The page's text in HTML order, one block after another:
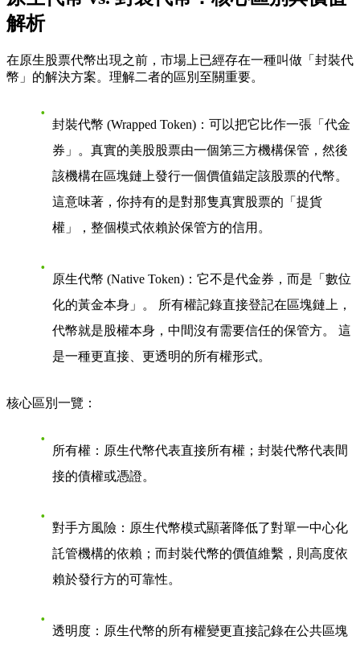
解析
在原生股票代幣出現之前，市場上已經存在一種叫做「封裝代
幣」的解決方案。理解二者的區別至關重要。
封裝代幣 (Wrapped Token) ：可以把它比作一張「代金
券」。真實的美股股票由一個第三方機構保管，然後
該機構在區塊鏈上發行一個價值錨定該股票的代幣。
這意味著，你持有的是對那隻真實股票的「提貨
權」，整個模式依賴於保管方的信用。
原生代幣 (Native Token) ：它不是代金券，而是「數位
化的黃金本身」。 所有權記錄直接登記在區塊鏈上，
代幣就是股權本身，中間沒有需要信任的保管方。 這
是一種更直接、更透明的所有權形式。
核心區別一覽 ：
所有權 ：原生代幣代表直接所有權；封裝代幣代表間
接的債權或憑證。
對手方風險 ：原生代幣模式顯著降低了對單一中心化
託管機構的依賴；而封裝代幣的價值維繫，則高度依
賴於發行方的可靠性。
透明度 ：原生代幣的所有權變更直接記錄在公共區塊